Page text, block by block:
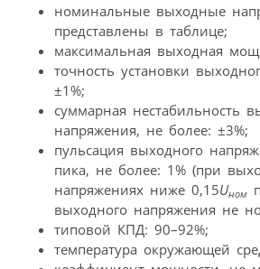
номинальные выходные
представлены в таблице;
максимальная выходная
точность установки
±1%;
суммарная нестабильность
напряжения, не более: ±3%;
пульсация выходного
пика, не более: 1% (при
напряжениях ниже 0,15Uном
выходного напряжения не
типовой КПД: 90–92%;
температура окружающей